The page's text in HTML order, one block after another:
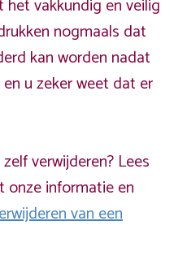
vakkundig en veilig
nogmaals dat
kan worden nadat
u zeker weet dat er
verwijderen? Lees
onze informatie en
van een